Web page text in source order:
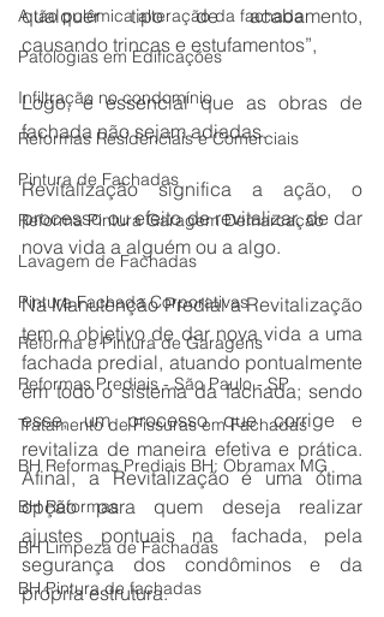
A tão polêmica alteração da fachada
Patologias em Edificações
Infiltração no condomínio
Reformas Residenciais e Comerciais
Pintura de Fachadas
Reforma Pintura Garagem Demarcação
Lavagem de Fachadas
Pintura Fachada Corporativas
Reforma e Pintura de Garagens
Reformas Prediais - São Paulo - SP
Tratamento de Fissuras em Fachadas
BH Reformas Prediais BH: Obramax MG
BH Reformas
BH Limpeza de Fachadas
BH Pintura de fachadas
qualquer tipo de acabamento,
causando trincas e estufamentos”,
Logo, é essencial que as obras de
fachada não sejam adiadas.
Revitalização significa a ação, o
processo ou efeito de revitalizar, de dar
nova vida a alguém ou a algo.
Na Manutenção Predial a Revitalização
tem o objetivo de dar nova vida a uma
fachada predial, atuando pontualmente
em todo o sistema da fachada; sendo
esse, um processo que corrige e
revitaliza de maneira efetiva e prática.
Afinal, a Revitalização é uma ótima
opção para quem deseja realizar
ajustes pontuais na fachada, pela
segurança dos condôminos e da
própria estrutura.